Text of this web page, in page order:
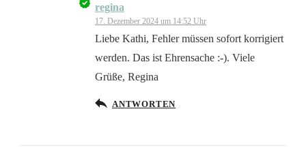
Das „Echte-Person“-
Abzeichen!
regina
17. Dezember 2024 um 14:52 Uhr
Liebe Kathi, Fehler müssen sofort korrigiert
werden. Das ist Ehrensache :-). Viele
Grüße, Regina
ANTWORTEN